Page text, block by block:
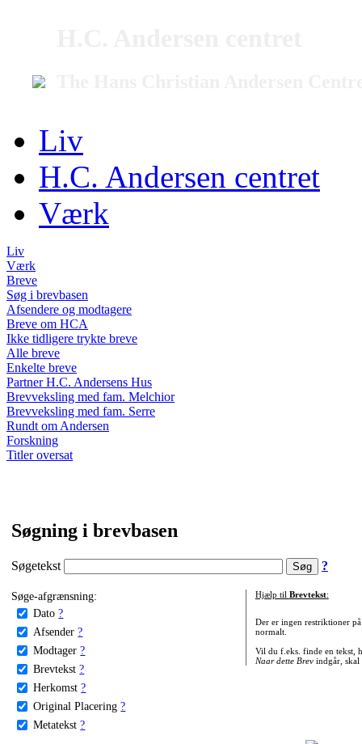
Liv
H.C. Andersen centret
Værk
Liv
Værk
Breve
Søg i brevbasen
Afsendere og modtagere
Breve om HCA
Ikke tidligere trykte breve
Alle breve
Enkelte breve
Partner H.C. Andersens Hus
Brevveksling med fam. Melchior
Brevveksling med fam. Serre
Rundt om Andersen
Forskning
Titler oversat
Søgning i brevbasen
Søgetekst ?
Søge-afgrænsning:
Dato ?
Afsender ?
Modtager ?
Brevtekst ?
Herkomst ?
Original Placering ?
Metatekst ?
Hjælp til Brevtekst:
Der er ingen restriktioner
normalt.
Vil du f.eks. finde en tekst,
Naar dette Brevindgår, skal